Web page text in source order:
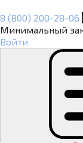
8 (800) 200-28-06
Минимальный
Войти